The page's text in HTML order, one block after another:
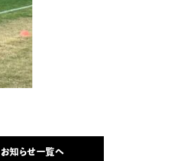
お知らせ一覧へ